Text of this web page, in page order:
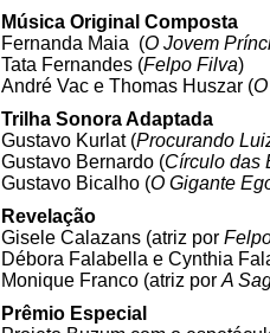
Música Original Composta
Fernanda Maia (O Jovem
Tata Fernandes (Felpo Filva)
André Vac e Thomas Huszar (
Trilha Sonora Adaptada
Gustavo Kurlat (Procurando
Gustavo Bernardo (Círculo das
Gustavo Bicalho (O Gigante
Revelação
Gisele Calazans (atriz por
Débora Falabella e Cynthia
Monique Franco (atriz por A
Prêmio Especial